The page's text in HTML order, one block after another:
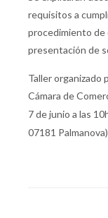
requisitos a
procedimiento de
presentación de
Taller organizado
Cámara de
7 de junio a las
07181